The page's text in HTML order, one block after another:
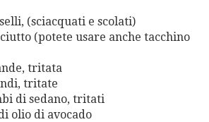
(sciacquati e scolati)
(potete usare anche tacchino
tritata
tritate
di sedano, tritati
olio di avocado